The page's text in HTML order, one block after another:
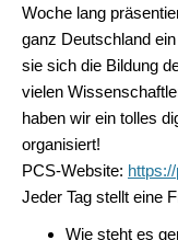
Woche lang
ganz Deutschland
sie sich die Bildung
vielen
haben wir ein tolles
organisiert!
PCS-Website:
Jeder Tag stellt eine
Wie steht es